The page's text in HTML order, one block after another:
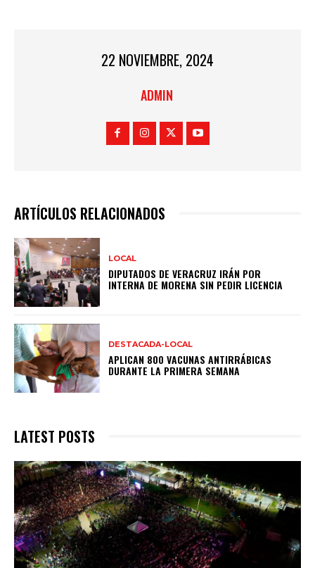
22 NOVIEMBRE, 2024
ADMIN
ARTÍCULOS RELACIONADOS
LOCAL
DIPUTADOS DE VERACRUZ IRÁN POR
INTERNA DE MORENA SIN PEDIR LICENCIA
DESTACADA-LOCAL
APLICAN 800 VACUNAS ANTIRRÁBICAS
DURANTE LA PRIMERA SEMANA
LATEST POSTS